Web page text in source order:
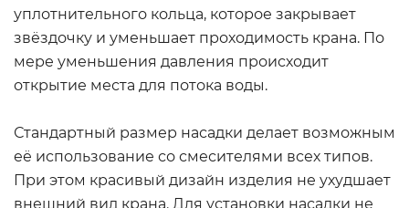
уплотнительного кольца, которое закрывает
звёздочку и уменьшает проходимость крана. По
мере уменьшения давления происходит
открытие места для потока воды.
Стандартный размер насадки делает возможным
её использование со смесителями всех типов.
При этом красивый дизайн изделия не ухудшает
внешний вид крана. Для установки насадки не